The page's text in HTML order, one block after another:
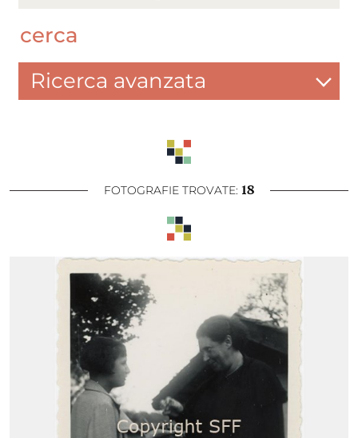
cerca
Ricerca avanzata
FOTOGRAFIE TROVATE: 18